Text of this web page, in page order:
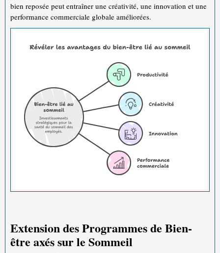
bien reposée peut entraîner une créativité, une innovation et une
performance commerciale globale améliorées.
Extension des Programmes de Bien-
être axés sur le Sommeil